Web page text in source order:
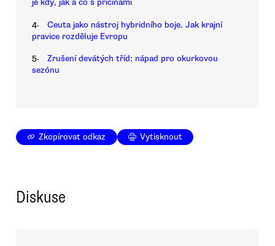
je kdy, jak a co s příčinami
4.
Ceuta jako nástroj hybridního boje. Jak krajní
pravice rozděluje Evropu
5.
Zrušení devátých tříd: nápad pro okurkovou
sezónu
Zkopírovat odkaz Vytisknout
Diskuse